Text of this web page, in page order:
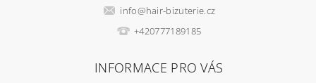
info@hair-bizuterie.cz
+420777189185
INFORMACE PRO VÁS